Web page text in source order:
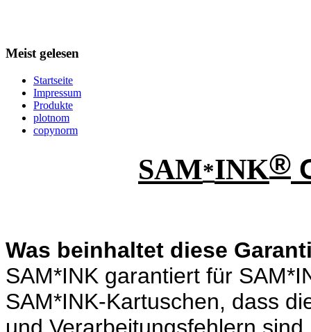
Meist gelesen
Startseite
Impressum
Produkte
plotnom
copynorm
SAM*INK®
Was beinhaltet diese
SAM*INK garantiert für
SAM*INK-Kartuschen, dass
und Verarbeitungsfehlern